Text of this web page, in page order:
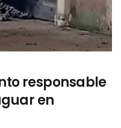
responsable
en